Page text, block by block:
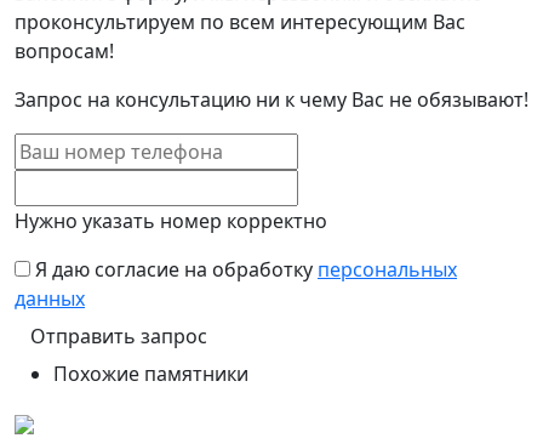
проконсультируем по всем интересующим Вас
вопросам!
Запрос на консультацию ни к чему Вас не обязывают!
Нужно указать номер корректно
Я даю согласие на обработку персональных
данных
Похожие памятники